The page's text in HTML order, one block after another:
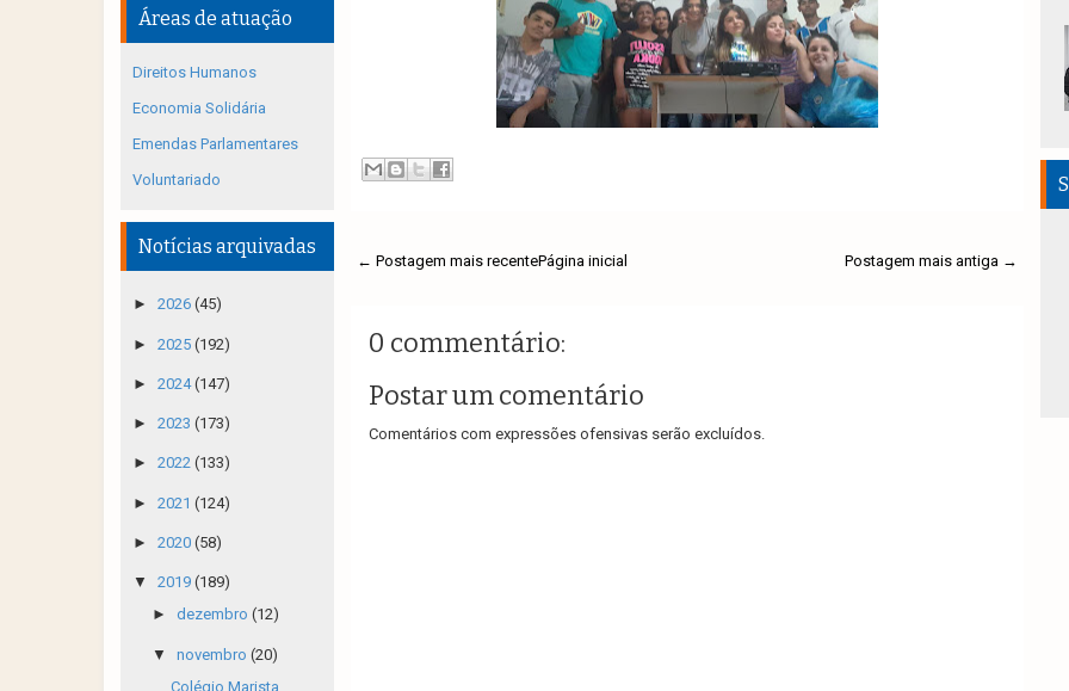
← Postagem mais recente Postagem mais antiga →
Página inicial
0 commentário:
Postar um comentário
Comentários com expressões ofensivas serão excluídos.
Áreas de atuação
Direitos Humanos
Economia Solidária
Emendas Parlamentares
Voluntariado
Notícias arquivadas
► 2026 (45)
► 2025 (192)
► 2024(147)
► 2023 (173)
► 2022 (133)
► 2021 (124)
► 2020 (58)
▼ 2019 (189)
► dezembro (12)
▼ novembro (20)
Colégio Marista